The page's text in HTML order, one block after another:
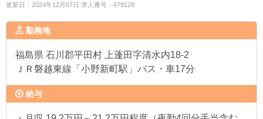
更新日：2024年12月07日 求人番号：679128
勤務地
福島県 石川郡平田村 上蓬田字清水内18-2
ＪＲ磐越東線「小野新町駅」バス・車17分
給与